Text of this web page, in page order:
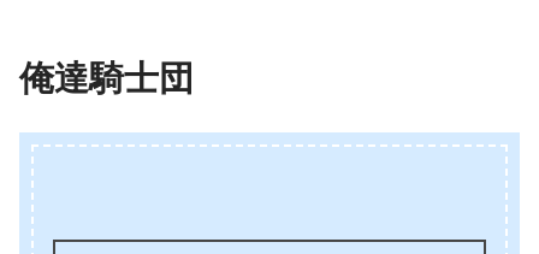
俺達騎士団